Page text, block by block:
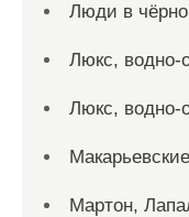
Люди в
Люкс, водно-
Люкс, водно-
Мартон,